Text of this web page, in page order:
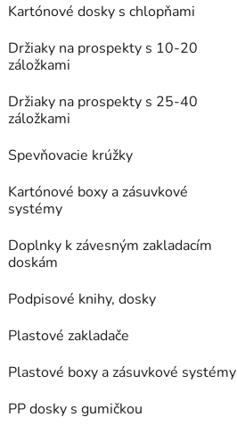
Kartónové dosky s chlopňami
Držiaky na prospekty s 10-20
záložkami
Držiaky na prospekty s 25-40
záložkami
Spevňovacie krúžky
Kartónové boxy a zásuvkové
systémy
Doplnky k závesným zakladacím
doskám
Podpisové knihy, dosky
Plastové zakladače
Plastové boxy a zásuvkové systémy
PP dosky s gumičkou